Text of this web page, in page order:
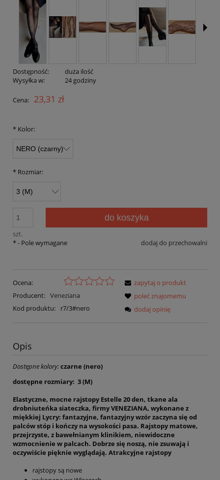
Dostępność:
duża ilość
Wysyłka w:
24 godziny
Cena: 23,31 zł
* Kolor:
* Rozmiar:
szt.
do koszyka
dodaj do przechowalni
*- Pole wymagane
Ocena:
Producent: Veneziana
Kod produktu:
r7/3#nero
zapytaj o produkt
poleć znajomemu
dodaj opinię
Opis
Dostępne kolory:czarne (nero)
dostępne rozmiary: 3 (M)
Elastyczne, mocne rajstopy Estelle 20 den, tkane ala
drobniuteńka siateczka, firmy VENEZIANA, wykonane z
miękkiej Lycry: fantazyjne, fantazyjny wzór zaczyna się od
palców stóp i kończy na wysokości pasa. Rajstopy matowe,
przejrzyste, z bawełnianym klinikiem, niewidoczne
wzmocnienie w palcach. Dobrze się noszą, nie zsuwają i
oczywiście pięknie wyglądają. Atrakcyjne rajstopy
rajstopy są nowe